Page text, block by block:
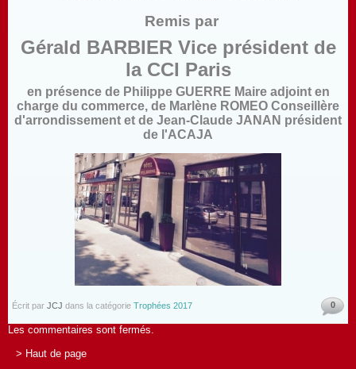
Remis par
Gérald BARBIER Vice président de
la CCI Paris
en présence de Philippe GUERRE Maire adjoint en
charge du commerce, de Marlène ROMEO Conseillère
d'arrondissement et de Jean-Claude JANAN président
de l'ACAJA
Écrit par JCJ dans la catégorie Trophées 2017 0
Les commentaires sont fermés.
> Haut de page